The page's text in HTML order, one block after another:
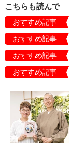
こちらも読んで
おすすめ記事
おすすめ記事
おすすめ記事
おすすめ記事